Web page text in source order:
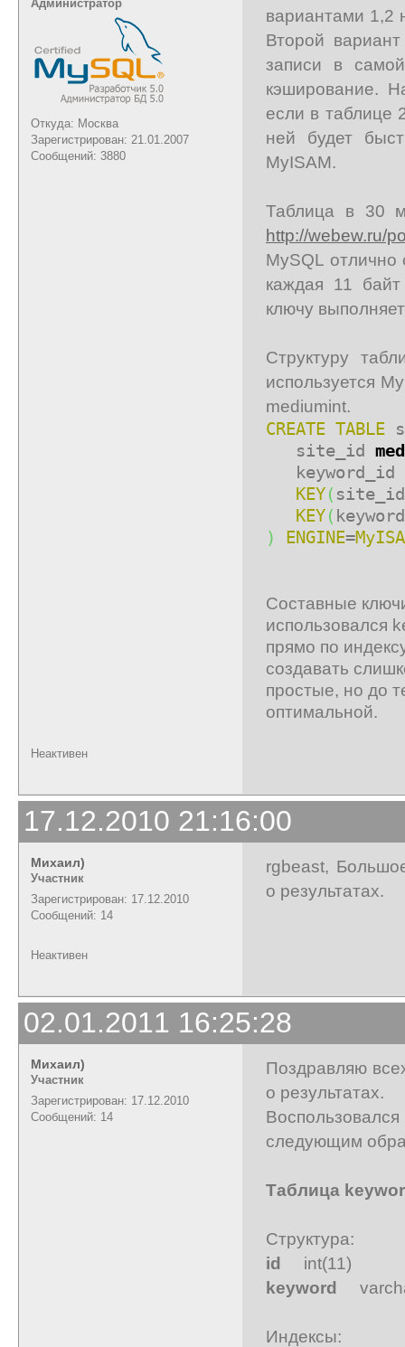
Администратор
Откуда: Москва
Зарегистрирован: 21.01.2007
Сообщений: 3880
вариантами 1,2
Второй
записи в
кэширование.
если в таблице
ней будет
MyISAM.
Таблица в 30
http://webew.ru/
MySQL отлично
каждая 11
ключу
Структуру
используется
mediumint.
CREATE TABLE
site_id
keyword_id
KEY(
KEY(
)
ENGINE=
Составные
использовался
прямо по
создавать
простые, но до
оптимальной.
Неактивен
17.12.2010 21:16:00
Михаил)
Участник
Зарегистрирован: 17.12.2010
Сообщений: 14
rgbeast,
о результатах.
Неактивен
02.01.2011 16:25:28
Михаил)
Участник
Зарегистрирован: 17.12.2010
Сообщений: 14
Поздравляю
о результатах.
следующим
Таблица
Структура:
id int(11)
keyword
Индексы: